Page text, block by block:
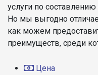
услуги по
Но мы выгодно
как можем
преимуществ, среди
Цена